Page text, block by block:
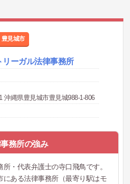
豊見城市
リーガル法律事務所
沖縄県豊見城市豊見城988-1-806
務所の強み
・代表弁護士の寺口飛鳥です。
にある法律事務所（最寄り駅はモ